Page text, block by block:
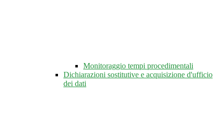
Monitoraggio tempi procedimentali
Dichiarazioni sostitutive e acquisizione d'ufficio
dei dati